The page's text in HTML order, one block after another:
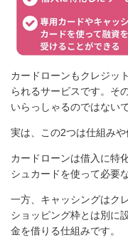
カードローンもクレジッ
られるサービスです。そ
いらっしゃるのではない
実は、この2つは仕組みや
カードローンは借入に特
シュカードを使って必要
一方、キャッシングはク
ショッピング枠とは別に
金を借りる仕組みです。